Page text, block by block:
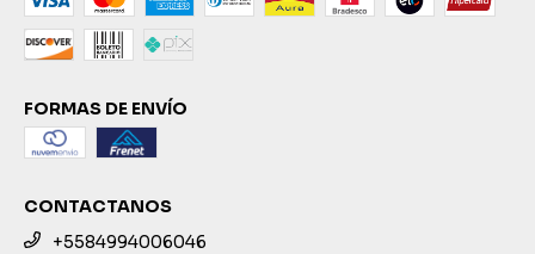
FORMAS DE ENVÍO
CONTACTANOS
+5584994006046